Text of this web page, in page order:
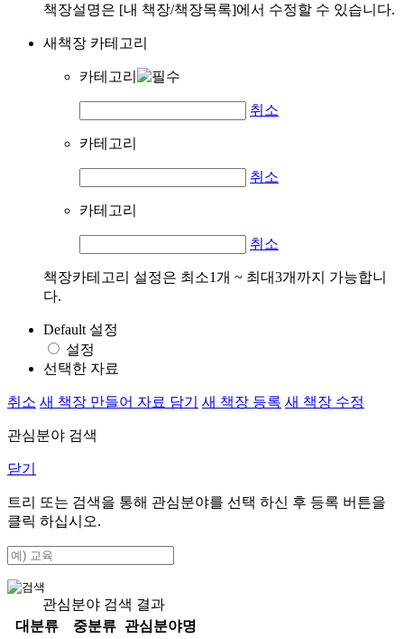
책장설명은 [내 책장/책장목록]에서 수정할 수 있습니다.
새책장 카테고리
카테고리
취소
카테고리
취소
카테고리
취소
책장카테고리 설정은 최소1개 ~ 최대3개까지 가능합니
다.
Default 설정
설정
선택한 자료
취소 새 책장 만들어 자료 담기 새 책장 등록 새 책장 수정
관심분야 검색
닫기
트리 또는 검색을 통해 관심분야를 선택 하신 후 등록 버튼을
클릭 하십시오.
관심분야 검색 결과
대분류
중분류
관심분야명